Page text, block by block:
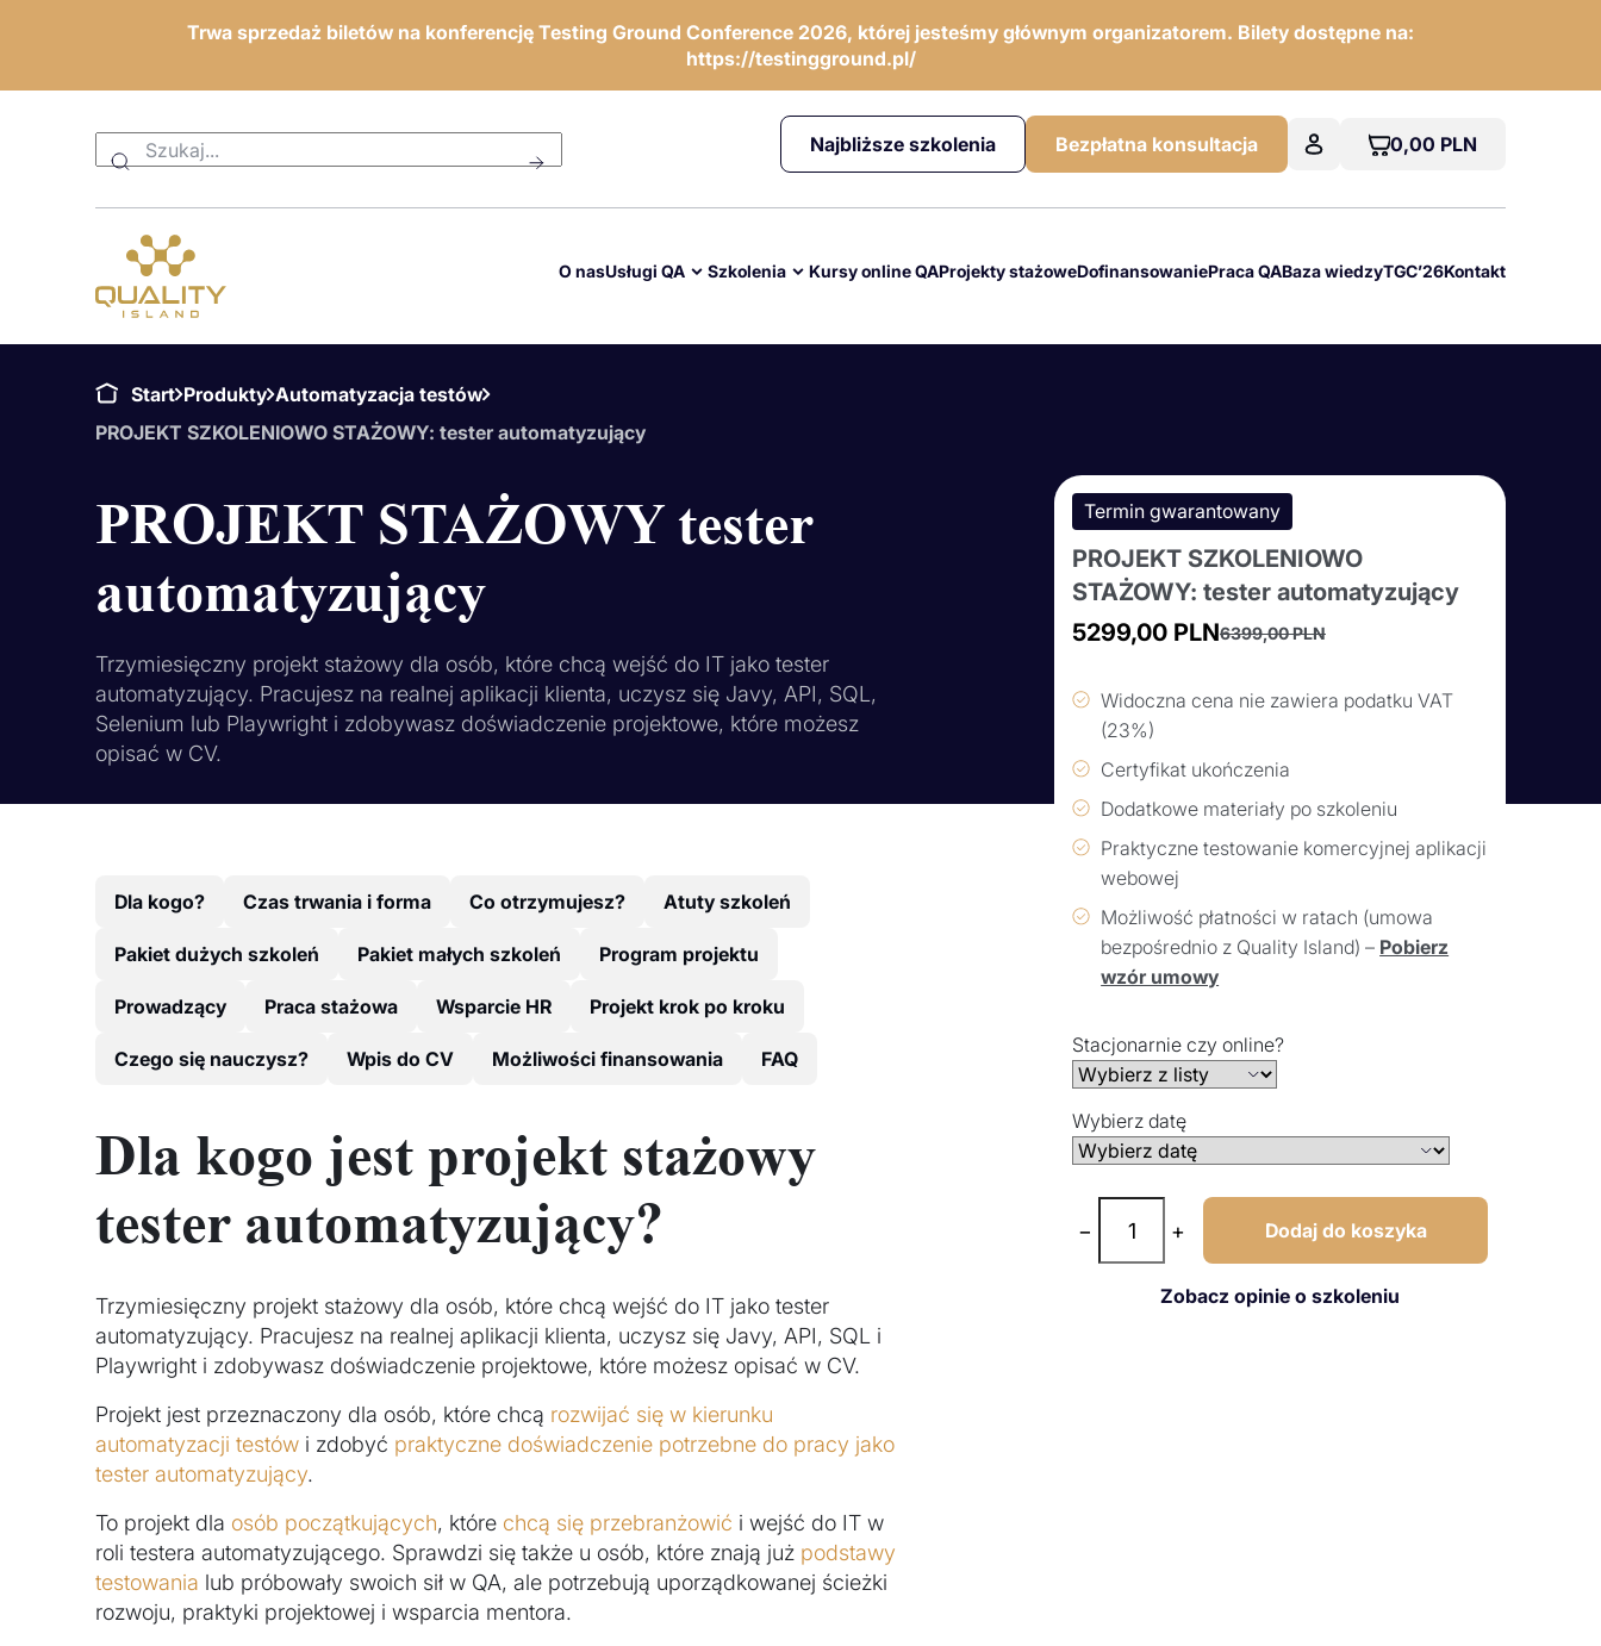
Trwa sprzedaż biletów na konferencję Testing Ground Conference 2026, której jesteśmy głównym organizatorem. Bilety dostępne na:
https://testingground.pl/
Najbliższe szkolenia Bezpłatna konsultacja 0,00 PLN
O nasUsługi QA Szkolenia Kursy online QAProjekty stażoweDofinansowaniePraca QABaza wiedzyTGC’26Kontakt
Start Produkty Automatyzacja testów
PROJEKT SZKOLENIOWO STAŻOWY: tester automatyzujący
PROJEKT STAŻOWY tester
automatyzujący
Trzymiesięczny projekt stażowy dla osób, które chcą wejść do IT jako tester
automatyzujący. Pracujesz na realnej aplikacji klienta, uczysz się Javy, API, SQL,
Selenium lub Playwright i zdobywasz doświadczenie projektowe, które możesz
opisać w CV.
Termin gwarantowany
PROJEKT SZKOLENIOWO
STAŻOWY: tester automatyzujący
6399,00PLN
cena
wynosiła:
5299,00 PLN
cena
wynosi:
Widoczna cena nie zawiera podatku VAT
(23%)
Certyfikat ukończenia
Dodatkowe materiały po szkoleniu
Praktyczne testowanie komercyjnej aplikacji
webowej
Możliwość płatności w ratach (umowa
bezpośrednio z Quality Island) – Pobierz
wzór umowy
Stacjonarnie czy online?
Wybierz datę
− + Dodaj do koszyka
Zobacz opinie o szkoleniu
Dla kogo? Czas trwania i forma Co otrzymujesz? Atuty szkoleń
Pakiet dużych szkoleń Pakiet małych szkoleń Program projektu
Prowadzący Praca stażowa Wsparcie HR Projekt krok po kroku
Czego się nauczysz? Wpis do CV Możliwości finansowania FAQ
Dla kogo jest projekt stażowy
tester automatyzujący?
Trzymiesięczny projekt stażowy dla osób, które chcą wejść do IT jako tester
automatyzujący. Pracujesz na realnej aplikacji klienta, uczysz się Javy, API, SQL i
Playwright i zdobywasz doświadczenie projektowe, które możesz opisać w CV.
Projekt jest przeznaczony dla osób, które chcą rozwijać się w kierunku
automatyzacji testów i zdobyć praktyczne doświadczenie potrzebne do pracy jako
tester automatyzujący.
To projekt dla osób początkujących, które chcą się przebranżowić i wejść do IT w
roli testera automatyzującego. Sprawdzi się także u osób, które znają już podstawy
testowania lub próbowały swoich sił w QA, ale potrzebują uporządkowanej ścieżki
rozwoju, praktyki projektowej i wsparcia mentora.